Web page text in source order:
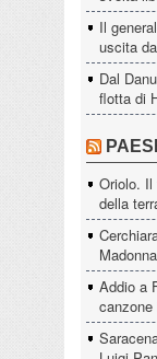
Il
uscita
Dal
flotta di
Oriolo. Il
della
Addio a
canzone